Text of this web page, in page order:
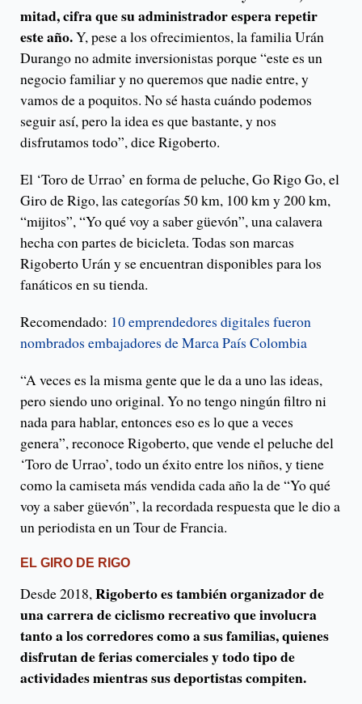
mitad, cifra que su administrador espera repetir
este año.Y, pese a los ofrecimientos, la familia Urán
Durango no admite inversionistas porque “este es un
negocio familiar y no queremos que nadie entre, y
vamos de a poquitos. No sé hasta cuándo podemos
seguir así, pero la idea es que bastante, y nos
disfrutamos todo”, dice Rigoberto.
El ‘Toro de Urrao’ en forma de peluche, Go Rigo Go, el
Giro de Rigo, las categorías 50 km, 100 km y 200 km,
“mijitos”, “Yo qué voy a saber güevón”, una calavera
hecha con partes de bicicleta. Todas son marcas
Rigoberto Urán y se encuentran disponibles para los
fanáticos en su tienda.
Recomendado: 10 emprendedores digitales fueron
nombrados embajadores de Marca País Colombia
“A veces es la misma gente que le da a uno las ideas,
pero siendo uno original. Yo no tengo ningún filtro ni
nada para hablar, entonces eso es lo que a veces
genera”, reconoce Rigoberto, que vende el peluche del
‘Toro de Urrao’, todo un éxito entre los niños, y tiene
como la camiseta más vendida cada año la de “Yo qué
voy a saber güevón”, la recordada respuesta que le dio a
un periodista en un Tour de Francia.
EL GIRO DE RIGO
Desde 2018,Rigoberto es también organizador de
una carrera de ciclismo recreativo que involucra
tanto a los corredores como a sus familias, quienes
disfrutan de ferias comerciales y todo tipo de
actividades mientras sus deportistas compiten.